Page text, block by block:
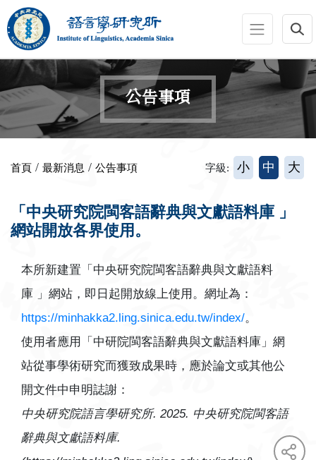
跳到主要內容區塊
:::
公告事項
首頁 / 最新消息 / 公告事項 字級: 小 中 大
「中央研究院閩客語辭典與文獻語料庫 」
網站開放各界使用。
本所新建置「中央研究院閩客語辭典與文獻語料
庫 」網站，即日起開放線上使用。網址為：
https://minhakka2.ling.sinica.edu.tw/index/。
使用者應用「中研院閩客語辭典與文獻語料庫」網
站從事學術研究而獲致成果時，應於論文或其他公
開文件中申明誌謝：
中央研究院語言學研究所. 2025. 中央研究院閩客語
辭典與文獻語料庫.